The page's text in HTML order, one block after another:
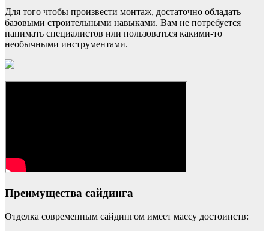
Для того чтобы произвести монтаж, достаточно обладать
базовыми строительными навыками. Вам не потребуется
нанимать специалистов или пользоваться какими-то
необычными инструментами.
Преимущества сайдинга
Отделка современным сайдингом имеет массу достоинств: